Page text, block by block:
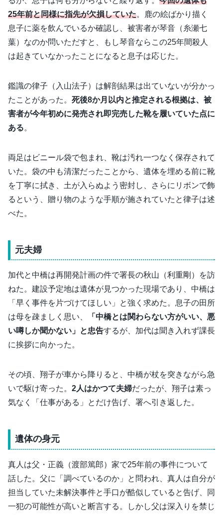
25年前と同様に指先が欠損していた。鹿の絵ばかり描く
息子に薬を飲んでいるか確認し、被害者が琴音（糸瀬七
葉）なのか問いただすと、もし琴音ならこの25年間殺人
は起きていなかったことになると息子は応じた。
鑑識の律子（入山法子）は解剖結果は出ていないが分かっ
たことがあった。 死後8か月以内と推定される根拠は、被
害者が今年初めに発売され即完売した靴を履いていた点に
ある。
両足はビニール袋で包まれ、靴は汚れ一つなく保存されて
いた。袋の中も清潔だったことから、遺体を埋める前に靴
を丁寧に拭き、土が入らぬよう密封し、さらにリボンで飾
るという、贈り物のような手順が施されていたと律子は述
べた。
元夫婦
加代と中橋は再開発計画の件で署長の秋山（利重剛）を訪
ねた。建設予定地は遺体が見つかった現場であり、中橋は
「早く事件を片づけてほしい」と強く求めた。息子の田所
は母を疎ましく思い、
「中橋とは関わらない方がいい、悪
い噂しか聞かない」と忠告するが、加代は聞き入れず課長
に挨拶に向かった。
その頃、翔子が車から降りると、中橋が杖を突きながら急
いで駆け寄った。 2人はかつて夫婦だったが、翔子は素っ
気なく「仕事がある」とだけ告げ、署へ引き返した。
遺体の身元
真人は父・正義（渡部篤郎）家で25年前の事件について
話した。父に「調べているのか」と問われ、真人は自分が
担当していた未解決事件と手口が酷似していると告げ、同
一犯の可能性が高いと断言する。しかし父は深入りを禁じ